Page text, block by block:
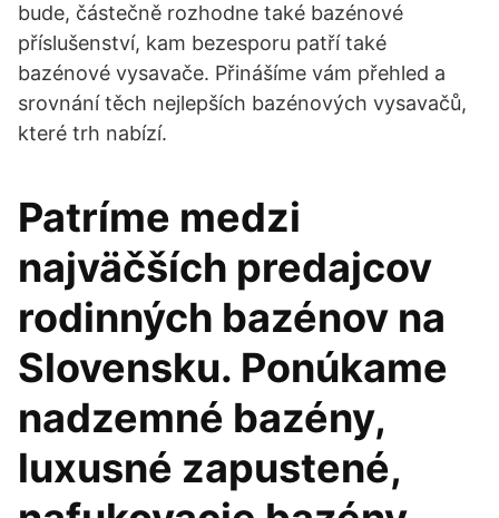
bude, částečně rozhodne také bazénové
příslušenství, kam bezesporu patří také
bazénové vysavače. Přinášíme vám přehled a
srovnání těch nejlepších bazénových vysavačů,
které trh nabízí.
Patríme medzi
najväčších predajcov
rodinných bazénov na
Slovensku. Ponúkame
nadzemné bazény,
luxusné zapustené,